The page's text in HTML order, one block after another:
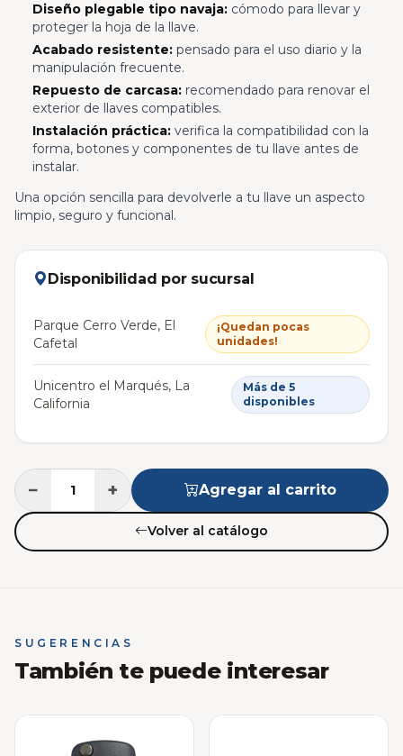
Diseño plegable tipo navaja:cómodo para llevar y
proteger la hoja de la llave.
Acabado resistente:pensado para el uso diario y la
manipulación frecuente.
Repuesto de carcasa:recomendado para renovar el
exterior de llaves compatibles.
Instalación práctica:verifica la compatibilidad con la
forma, botones y componentes de tu llave antes de
instalar.
Una opción sencilla para devolverle a tu llave un aspecto
limpio, seguro y funcional.
Disponibilidad por sucursal
Parque Cerro Verde, El
Cafetal
¡Quedan pocas
unidades!
Unicentro el Marqués, La
California
Más de 5
disponibles
− + Agregar al carrito
Volver al catálogo
SUGERENCIAS
También te puede interesar